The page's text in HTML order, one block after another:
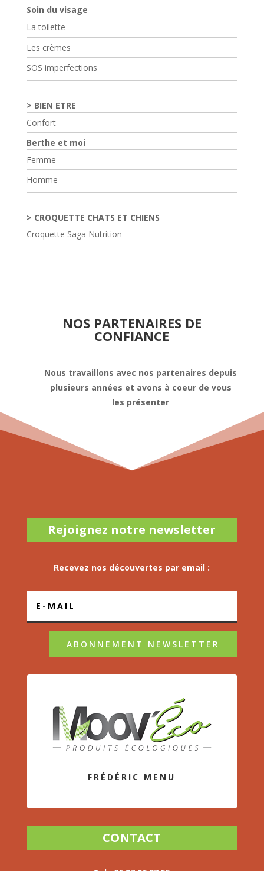
Soin du visage
La toilette
Les crèmes
SOS imperfections
BIEN ETRE
Confort
Berthe et moi
Femme
Homme
CROQUETTE CHATS ET CHIENS
Croquette Saga Nutrition
NOS PARTENAIRES DE
CONFIANCE
Nous travaillons avec nos partenaires depuis
plusieurs années et avons à coeur de vous
les présenter
Rejoignez notre newsletter
Recevez nos découvertes par email :
ABONNEMENT NEWSLETTER
FRÉDÉRIC MENU
CONTACT